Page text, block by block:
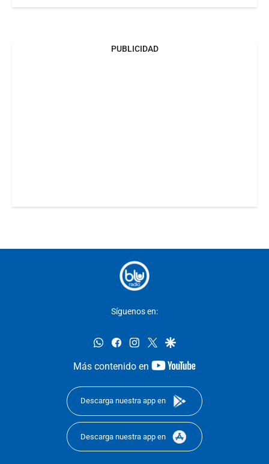
PUBLICIDAD
Síguenos en:
whatsappfacebookinstagram
twittergoogle
Más contenido en
youtube-
Descarga nuestra app en
Descarga nuestra app en